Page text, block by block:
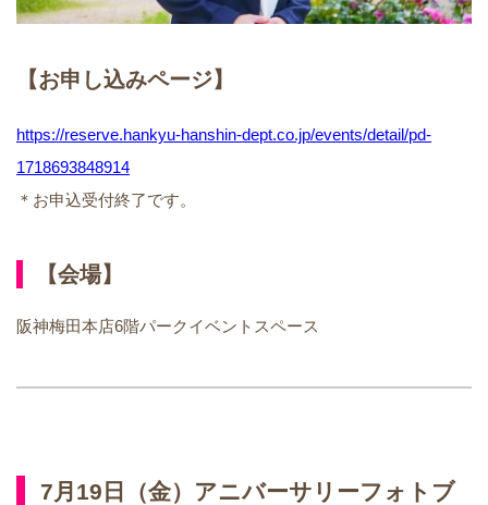
【お申し込みページ】
https://reserve.hankyu-hanshin-dept.co.jp/events/detail/pd-
1718693848914
＊お申込受付終了です。
【会場】
阪神梅田本店6階パークイベントスペース
7月19日（金）アニバーサリーフォトブ